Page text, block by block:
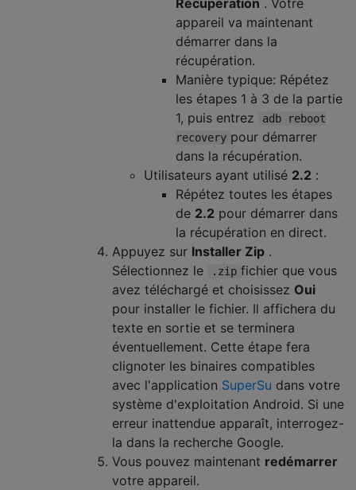
appareil va maintenant
démarrer dans la
récupération.
Manière typique: Répétez
les étapes 1 à 3 de la partie
1, puis entrez
adb reboot
recovery pour démarrer
dans la récupération.
Utilisateurs ayant utilisé 2.2 :
Répétez toutes les étapes
de 2.2 pour démarrer dans
la récupération en direct.
Appuyez sur Installer Zip .
Sélectionnez le
.zip fichier que vous
avez téléchargé et choisissez Oui
pour installer le fichier. Il affichera du
texte en sortie et se terminera
éventuellement. Cette étape fera
clignoter les binaires compatibles
avec l'application SuperSu dans votre
système d'exploitation Android. Si une
erreur inattendue apparaît, interrogez-
la dans la recherche Google.
Vous pouvez maintenant redémarrer
votre appareil.